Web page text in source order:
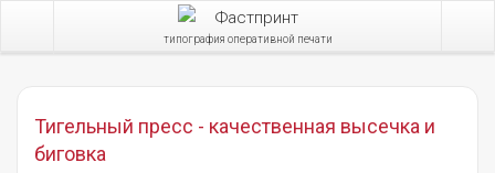
типография оперативной печати
Тигельный пресс - качественная высечка и
биговка